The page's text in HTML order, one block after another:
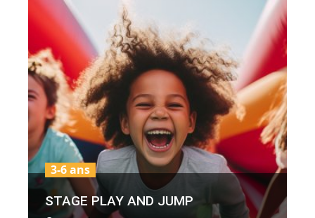
STAGE PLAY AND JUMP
3-6 ans